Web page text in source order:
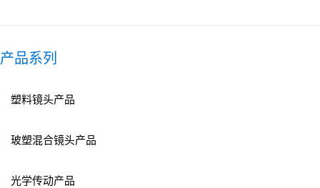
产品系列
塑料镜头产品
玻塑混合镜头产品
光学传动产品